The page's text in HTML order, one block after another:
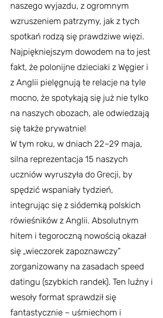
naszego wyjazdu, z ogromnym
wzruszeniem patrzymy, jak z tych
spotkań rodzą się prawdziwe więzi.
Najpiękniejszym dowodem na to jest
fakt, że polonijne dzieciaki z Węgier i
z Anglii pielęgnują te relacje na tyle
mocno, że spotykają się już nie tylko
na naszych obozach, ale odwiedzają
się także prywatnie!
W tym roku, w dniach 22–29 maja,
silna reprezentacja 15 naszych
uczniów wyruszyła do Grecji, by
spędzić wspaniały tydzień,
integrując się z siódemką polskich
rówieśników z Anglii. Absolutnym
hitem i tegoroczną nowością okazał
się „wieczorek zapoznawczy”
zorganizowany na zasadach speed
datingu (szybkich randek). Ten luźny i
wesoły format sprawdził się
fantastycznie – uśmiechom i